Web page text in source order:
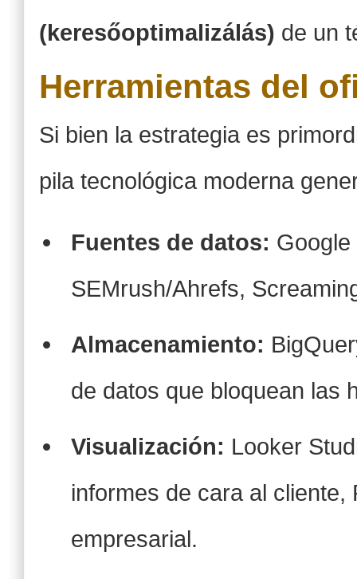
(keresőoptimalizálás) de un
Herramientas del
Si bien la estrategia es
pila tecnológica moderna
Fuentes de datos:
SEMrush/Ahrefs,
Almacenamiento:
de datos que bloquean las
Visualización: Looker
informes de cara al
empresarial.